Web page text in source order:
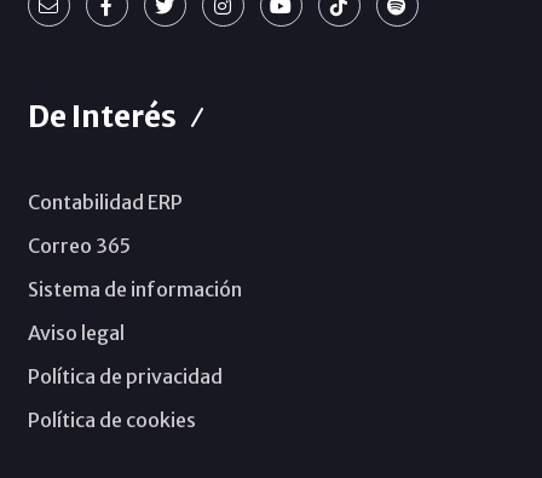
De Interés
Contabilidad ERP
Correo 365
Sistema de información
Aviso legal
Política de privacidad
Política de cookies